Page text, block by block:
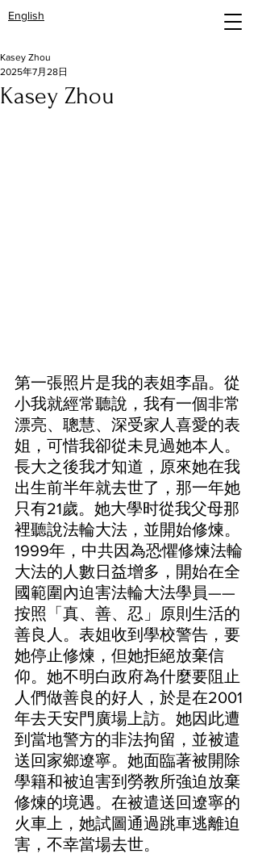
English
Kasey Zhou
Kasey Zhou
2025年7月28日
第一張照片是我的表姐李晶。從
小我就經常聽說，我有一個非常
漂亮、聰慧、深受家人喜愛的表
姐，可惜我卻從未見過她本人。
長大之後我才知道，原來她在我
出生前半年就去世了，那一年她
只有21歲。她大學时從我父母那
裡聽說法輪大法，並開始修煉。
1999年，中共因為恐懼修煉法輪
大法的人數日益增多，開始在全
國範圍內迫害法輪大法學員——
按照「真、善、忍」原則生活的
善良人。表姐收到學校警告，要
她停止修煉，但她拒絕放棄信
仰。她不明白政府為什麼要阻止
人們做善良的好人，於是在2001
年去天安門廣場上訪。她因此遭
到當地警方的非法拘留，並被遣
送回家鄉遼寧。她面臨著被開除
學籍和被迫害到勞教所強迫放棄
修煉的境遇。在被遣送回遼寧的
火車上，她試圖通過跳車逃離迫
害，不幸當場去世。